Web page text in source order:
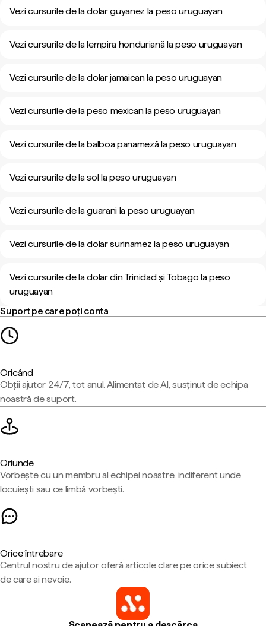
Vezi cursurile de la dolar guyanez la peso uruguayan
Vezi cursurile de la lempira honduriană la peso uruguayan
Vezi cursurile de la dolar jamaican la peso uruguayan
Vezi cursurile de la peso mexican la peso uruguayan
Vezi cursurile de la balboa panameză la peso uruguayan
Vezi cursurile de la sol la peso uruguayan
Vezi cursurile de la guarani la peso uruguayan
Vezi cursurile de la dolar surinamez la peso uruguayan
Vezi cursurile de la dolar din Trinidad și Tobago la peso
uruguayan
Suport pe care poți conta
Oricând
Obții ajutor 24/7, tot anul. Alimentat de AI, susținut de echipa
noastră de suport.
Oriunde
Vorbește cu un membru al echipei noastre, indiferent unde
locuiești sau ce limbă vorbești.
Orice întrebare
Centrul nostru de ajutor oferă articole clare pe orice subiect
de care ai nevoie.